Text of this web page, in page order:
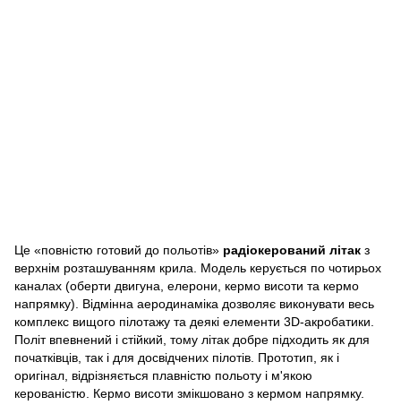
Це «повністю готовий до польотів» радіокерований літак з
верхнім розташуванням крила. Модель керується по чотирьох
каналах (оберти двигуна, елерони, кермо висоти та кермо
напрямку). Відмінна аеродинаміка дозволяє виконувати весь
комплекс вищого пілотажу та деякі елементи 3D-акробатики.
Політ впевнений і стійкий, тому літак добре підходить як для
початківців, так і для досвідчених пілотів. Прототип, як і
оригінал, відрізняється плавністю польоту і м'якою
керованістю. Кермо висоти змікшовано з кермом напрямку.